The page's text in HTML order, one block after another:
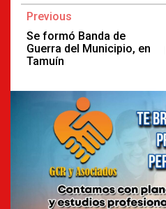
Continue
Reading
Previous
Se formó Banda de
Guerra del Municipio, en
Tamuín